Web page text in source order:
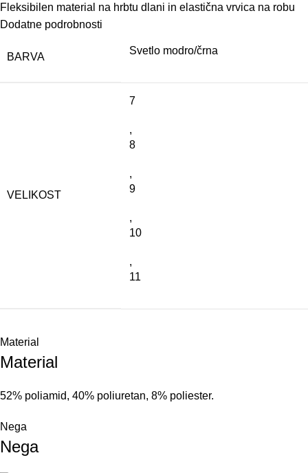
Fleksibilen material na hrbtu dlani in elastična vrvica na robu
Dodatne podrobnosti
BARVA
Svetlo modro/črna
VELIKOST
7
,
8
,
9
,
10
,
11
Material
Material
52% poliamid, 40% poliuretan, 8% poliester.
Nega
Nega